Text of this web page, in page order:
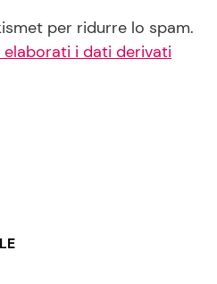
per ridurre lo spam.
i dati derivati